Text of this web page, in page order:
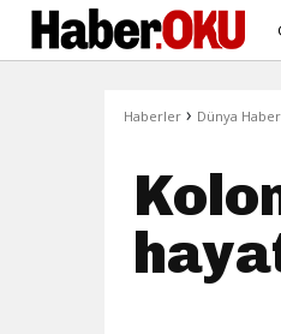
Haberler › Dünya